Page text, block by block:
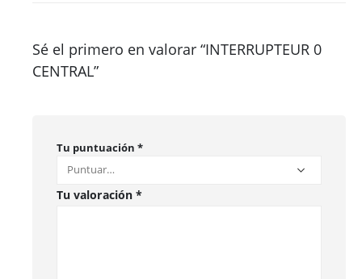
Sé el primero en valorar “INTERRUPTEUR 0
CENTRAL”
Tu puntuación *
Tu valoración *